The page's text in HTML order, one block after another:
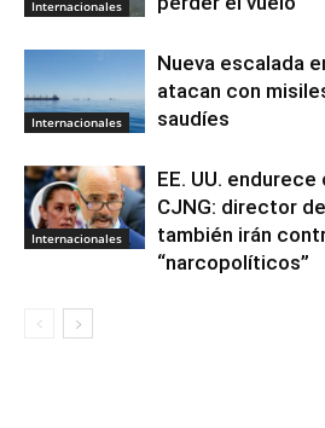
Internacionales
Internacionales
Nueva escalada
atacan con
saudíes
Internacionales
EE. UU.
CJNG: director
también irán
“narcopolíticos”